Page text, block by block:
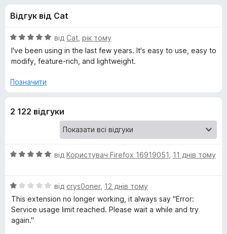
x
и
д
л
я
S
m
p
l
Відгук від Cat
О
ц
к
з
від Cat рік тому
I've been using in the last few years. It's easy to use, easy to
modify, feature-rich, and lightweight.
Позначити
2 122 відгуки
О
н
к
а
5
від Користувач Firefox 16919051 11 днів тому
О
ц
н
від crys0oner, 12 днів тому
This extension no longer working, it always say "Error:
Service usage limit reached. Please wait a while and try
again."